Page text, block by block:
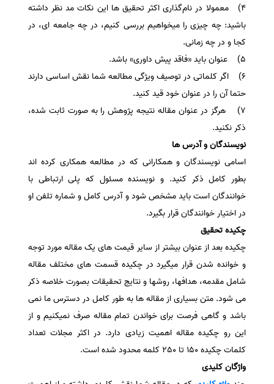
4) معمولا در نام‌گذاری اکثر تحقیق ها این نکات مد نظر داشته
باشید: چه چیزی را میخواهیم بررسی کنیم، در چه جامعه ای، در
کجا و در چه زمانی.
5) عنوان باید «فاقد پیش داوری» باشد.
6) اگر کلماتی در توصیف ویژگی مطالعه شما نقش اساسی دارند
حتما آن را در عنوان خود قید کنید.
7) هرگز در عنوان مقاله نتیجه پژوهش را به صورت ثابت شده،
ذکر نکنید.
نویسندگان و آدرس ها
اسامی نویسندگان و همکارانی که در مطالعه همکاری کرده اند
بطور کامل ذکر کنید. و نویسنده مسئول که پلی ارتباطی با
خوانندگان است باید مشخص شود و آدرس کامل و شماره تلفن او
در اختیار خوانندگان قرار بگیرد.
چکیده تحقیق
چکیده بعد از عنوان بیشتر از سایر قیمت های یک مقاله مورد توجه
و خوانده شدن قرار میگیرد در چکیده قسمت های مختلف مقاله
شامل مقدمه، هدافها، روشها و نتایج تحقیقات بصورت خلاصه ذکر
می شود. متن بسیاری از مقاله ها به طور کامل در دسترس ما نمی
باشد و گاهی فرصت برای خواندن تمام مقاله صرف نمیکنیم و از
این رو چکیده مقاله اهمیت زیادی دارد. در اکثر مجلات تعداد
کلمات چکیده 150 تا 250 کلمه محدود شده است.
واژگان کلیدی